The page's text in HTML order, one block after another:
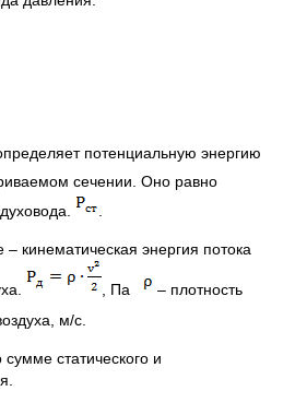
потенциальную энергию
сечении. Оно равно
кинематическая энергия потока
, Па
– плотность
м/с.
статического и